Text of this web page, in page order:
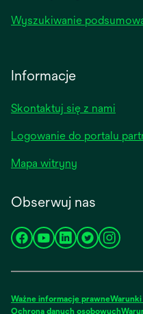
Wyszukiwanie
Informacje
Skontaktuj się z nami
Logowanie do portalu
Mapa witryny
Obserwuj nas
opens
new
tab
opens
new
tab
opens
new
tab
opens
tab
opens
new
tab
Ważne informacje prawneWarunki
Ochrona danych osobowych